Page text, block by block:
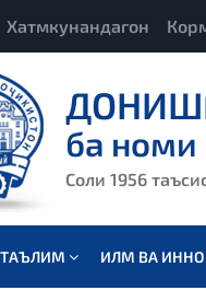
Хатмкунандагон
ба
Соли 1956
ТАЪЛИМ ИЛМ ВА